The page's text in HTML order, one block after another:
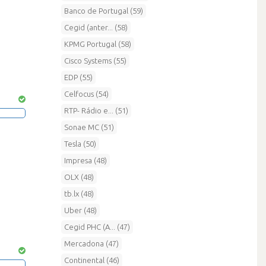
Banco de Portugal (59)
Cegid (anter... (58)
KPMG Portugal (58)
Cisco Systems (55)
EDP (55)
Celfocus (54)
RTP- Rádio e... (51)
Sonae MC (51)
Tesla (50)
Impresa (48)
OLX (48)
tb.lx (48)
Uber (48)
Cegid PHC (A... (47)
Mercadona (47)
Continental (46)